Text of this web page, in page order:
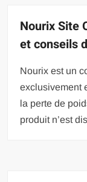
Nourix Site
et conseils
Nourix est un
exclusivement
la perte de
produit n’est